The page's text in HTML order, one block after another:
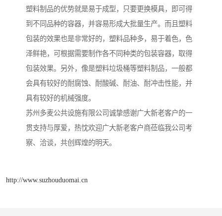
塑料制品的优势就是易于成型，只要更换模具，即可得
到不同品种的容器，并容易形成大批量生产。而且塑料
包装的效果也是非常好的，塑料品种多，易于着色，色
泽鲜艳，可根据需要制作各不同种类的包装容器，取得
包装效果。另外，像是塑料垃圾桶等塑料制品，一般都
会具有较好的耐腐蚀、耐酸碱、耐油、耐冲击性能，并
具有较好的机械强度。
苏州多麦公共设施有限公司诚挚感谢广大新老客户的一
贯支持与厚爱，热忱欢迎广大新老客户商莅临我公司考
察、洽谈，共创辉煌的明天。
http://www.suzhouduomai.cn